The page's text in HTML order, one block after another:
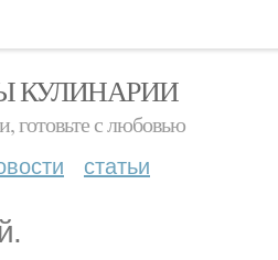
КУЛИНАРИИ
готовьте с любовью
статьи